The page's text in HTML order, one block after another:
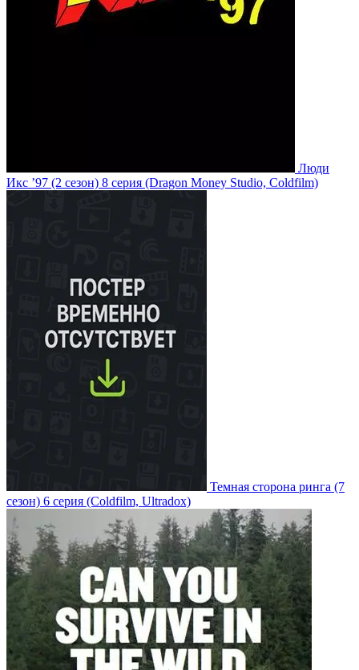
Люди
Икс ’97 (2 сезон) 8 серия (Dragon Money Studio, Coldfilm)
Темная сторона ринга (7
сезон) 6 серия (Coldfilm, Ultradox)